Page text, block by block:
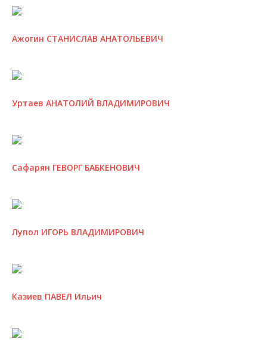
Ажогин СТАНИСЛАВ АНАТОЛЬЕВИЧ
Уртаев АНАТОЛИЙ ВЛАДИМИРОВИЧ
Сафарян ГЕВОРГ БАБКЕНОВИЧ
Лупол ИГОРЬ ВЛАДИМИРОВИЧ
Казиев ПАВЕЛ Ильич